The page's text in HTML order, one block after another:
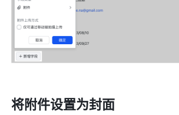
将附件设置为封面